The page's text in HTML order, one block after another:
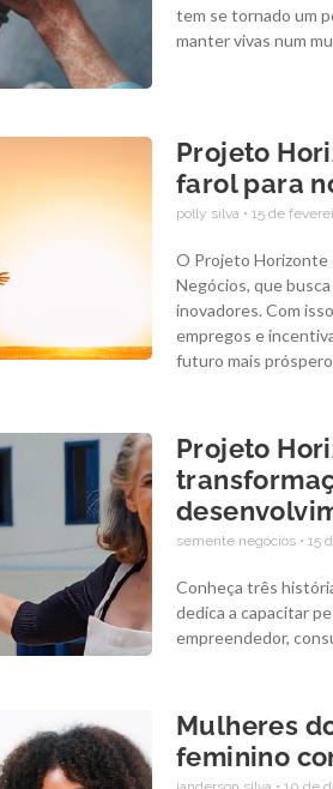
tem se tornado um
manter vivas num
Projeto
farol para
polly silva 15 de
O Projeto Horizonte
Negócios, que
inovadores. Com
empregos e
futuro mais
Projeto
semente negócios 15
Conheça três
dedica a capacitar
empreendedor,
Mulheres
feminino